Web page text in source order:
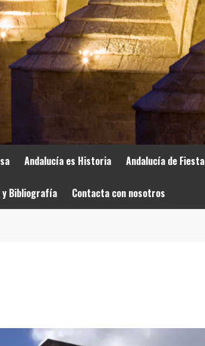
Andalucía es Historia Andalucía de Fiesta
y Bibliografía Contacta con nosotros